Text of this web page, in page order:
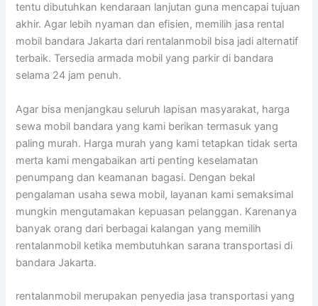
tentu dibutuhkan kendaraan lanjutan guna mencapai tujuan
akhir. Agar lebih nyaman dan efisien, memilih jasa rental
mobil bandara Jakarta dari rentalanmobil bisa jadi alternatif
terbaik. Tersedia armada mobil yang parkir di bandara
selama 24 jam penuh.
Agar bisa menjangkau seluruh lapisan masyarakat, harga
sewa mobil bandara yang kami berikan termasuk yang
paling murah. Harga murah yang kami tetapkan tidak serta
merta kami mengabaikan arti penting keselamatan
penumpang dan keamanan bagasi. Dengan bekal
pengalaman usaha sewa mobil, layanan kami semaksimal
mungkin mengutamakan kepuasan pelanggan. Karenanya
banyak orang dari berbagai kalangan yang memilih
rentalanmobil ketika membutuhkan sarana transportasi di
bandara Jakarta.
rentalanmobil merupakan penyedia jasa transportasi yang